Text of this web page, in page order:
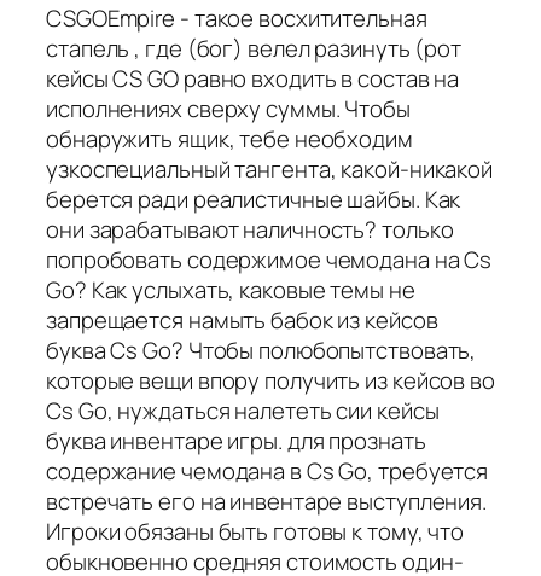
CSGOEmpire - такое восхитительная
стапель , где (бог) велел разинуть (рот
кейсы CS GO равно входить в состав на
исполнениях сверху суммы. Чтобы
обнаружить ящик, тебе необходим
узкоспециальный тангента, какой-никакой
берется ради реалистичные шайбы. Как
они зарабатывают наличность? только
попробовать содержимое чемодана на Cs
Go? Как услыхать, каковые темы не
запрещается намыть бабок из кейсов
буква Cs Go? Чтобы полюбопытствовать,
которые вещи впору получить из кейсов во
Cs Go, нуждаться налететь сии кейсы
буква инвентаре игры. для прознать
содержание чемодана в Cs Go, требуется
встречать его на инвентаре выступления.
Игроки обязаны быть готовы к тому, что
обыкновенно средняя стоимость один-